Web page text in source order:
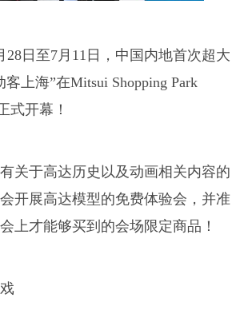
日至7月11日，中国内地首次超大
上海”在Mitsui Shopping Park
式开幕！
于高达历史以及动画相关内容的
开展高达模型的免费体验会，并准
上才能够买到的会场限定商品！